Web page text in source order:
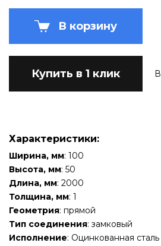
В корзину
Купить в 1 клик
Характеристики:
Ширина, мм: 100
Высота, мм: 50
Длина, мм: 2000
Толщина, мм: 1
Геометрия: прямой
Тип соединения: замковый
Исполнение: Оцинкованная